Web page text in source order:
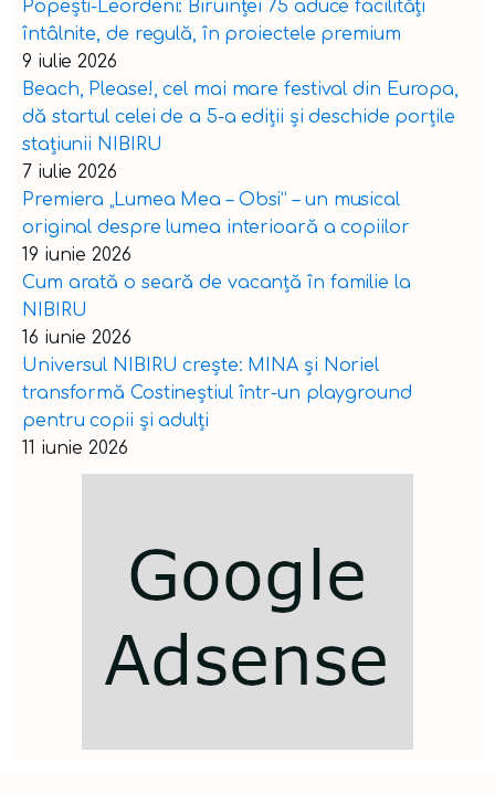
Popești-Leordeni: Biruinței 75 aduce facilități
întâlnite, de regulă, în proiectele premium
9 iulie 2026
Beach, Please!, cel mai mare festival din Europa,
dă startul celei de a 5-a ediții și deschide porțile
stațiunii NIBIRU
7 iulie 2026
Premiera „Lumea Mea – Obsi” – un musical
original despre lumea interioară a copiilor
19 iunie 2026
Cum arată o seară de vacanță în familie la
NIBIRU
16 iunie 2026
Universul NIBIRU crește: MINA și Noriel
transformă Costineștiul într-un playground
pentru copii și adulți
11 iunie 2026